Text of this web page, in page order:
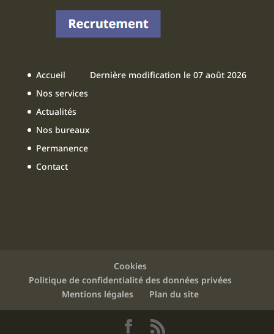
c
e
o
o
k
k
e
u
T
b
Accueil
Nos services
Actualités
Nos bureaux
Permanence
Contact
Dernière modification le 07 août 2026
Cookies
Politique de confidentialité des données privées
Mentions légales
Plan du site